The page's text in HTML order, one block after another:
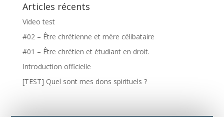
Articles récents
Video test
#02 – Être chrétienne et mère célibataire
#01 – Être chrétien et étudiant en droit.
Introduction officielle
[TEST] Quel sont mes dons spirituels ?